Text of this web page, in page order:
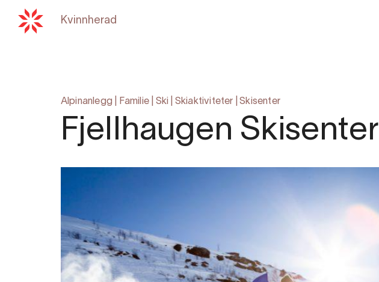
Kvinnherad
Alpinanlegg Familie Ski Skiaktiviteter |Skisenter
Fjellhaugen Skisenter